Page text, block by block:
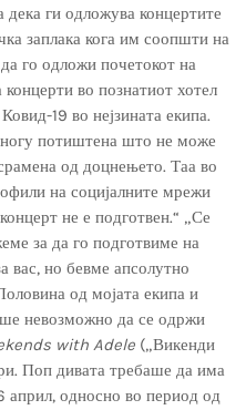
ги одложува концертите
заплака кога им соопшти на
го одложи почетокот на
концерти во познатиот хотел
19 во нејзината екипа.
потиштена што не може
од доцнењето. Таа во
на социјалните мрежи
не е подготвен.“ „Се
за да го подготвиме на
вас, но бевме апсолутно
од мојата екипа и
невозможно да се одржи
with Adele („Викенди
Поп дивата требаше да има
април, односно во период од